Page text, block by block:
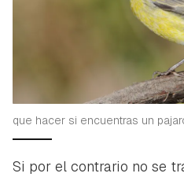
que hacer si encuentras un
Si por el contrario no se